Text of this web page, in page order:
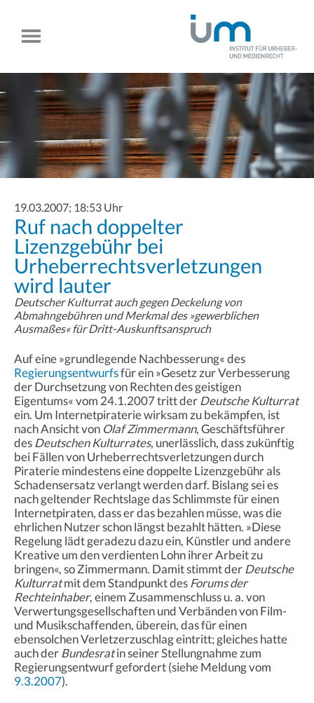
19.03.2007; 18:53 Uhr
Ruf nach doppelter
Lizenzgebühr bei
Urheberrechtsverletzungen
wird lauter
Deutscher Kulturrat auch gegen Deckelung von
Abmahngebühren und Merkmal des »gewerblichen
Ausmaßes« für Dritt-Auskunftsanspruch
Auf eine »grundlegende Nachbesserung« des
Regierungsentwurfsfür ein »Gesetz zur Verbesserung
der Durchsetzung von Rechten des geistigen
Eigentums« vom 24.1.2007 tritt derDeutsche Kulturrat
ein. Um Internetpiraterie wirksam zu bekämpfen, ist
nach Ansicht von Olaf Zimmermann, Geschäftsführer
desDeutschen Kulturrates, unerlässlich, dass zukünftig
bei Fällen von Urheberrechtsverletzungen durch
Piraterie mindestens eine doppelte Lizenzgebühr als
Schadensersatz verlangt werden darf. Bislang sei es
nach geltender Rechtslage das Schlimmste für einen
Internetpiraten, dass er das bezahlen müsse, was die
ehrlichen Nutzer schon längst bezahlt hätten. »Diese
Regelung lädt geradezu dazu ein, Künstler und andere
Kreative um den verdienten Lohn ihrer Arbeit zu
bringen«, so Zimmermann. Damit stimmt derDeutsche
Kulturratmit dem Standpunkt desForums der
Rechteinhaber, einem Zusammenschluss u. a. von
Verwertungsgesellschaften und Verbänden von Film-
und Musikschaffenden, überein, das für einen
ebensolchen Verletzerzuschlag eintritt; gleiches hatte
auch derBundesratin seiner Stellungnahme zum
Regierungsentwurf gefordert (siehe Meldung vom
9.3.2007).